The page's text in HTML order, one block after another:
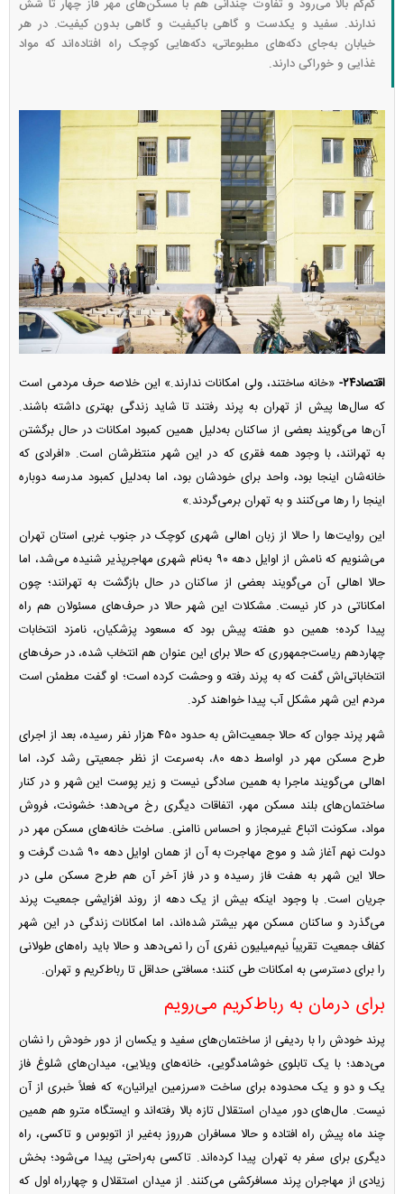
کم‏‌کم بالا می‌‏رود و تفاوت چندانی هم با مسکن‏‌های مهر فاز چهار تا شش
ندارند. سفید و یک‏دست و گاهی باکیفیت و گاهی بدون کیفیت. در هر
خیابان به‏‌جای دکه‌‏های مطبوعاتی، دکه‌‏هایی کوچک راه افتاده‌‏اند که مواد
غذایی و خوراکی دارند.
اقتصاد۲۴-
«خانه ساختند، ولی امکانات ندارند.» این خلاصه حرف مردمی است
که سال‌ها پیش از تهران به پرند رفتند تا شاید زندگی بهتری داشته باشند.
آن‌ها می‌گویند بعضی از ساکنان به‌دلیل همین کمبود امکانات در حال برگشتن
به تهرانند، با وجود همه فقری که در این شهر منتظرشان است. «افرادی که
خانه‌شان اینجا بود، واحد برای خودشان بود، اما به‌دلیل کمبود مدرسه دوباره
اینجا را رها می‌کنند و به تهران برمی‌گردند.»
این روایت‌ها را حالا از زبان اهالی شهری کوچک در جنوب غربی استان تهران
می‌شنویم که نامش از اوایل دهه ۹۰ به‌نام شهری مهاجرپذیر شنیده می‌شد، اما
حالا اهالی آن می‌گویند بعضی از ساکنان در حال بازگشت به تهرانند؛ چون
امکاناتی در کار نیست. مشکلات این شهر حالا در حرف‌های مسئولان هم راه
پیدا کرده؛ همین دو هفته پیش بود که مسعود پزشکیان، نامزد انتخابات
چهاردهم ریاست‌جمهوری که حالا برای این عنوان هم انتخاب شده، در حرف‌های
انتخاباتی‌اش گفت که به پرند رفته و وحشت کرده است؛ او گفت مطمئن است
مردم این شهر مشکل آب پیدا خواهند کرد.
شهر پرند جوان که حالا جمعیت‌اش به حدود ۴۵۰ هزار نفر رسیده، بعد از اجرای
طرح مسکن مهر در اواسط دهه ۸۰، به‌سرعت از نظر جمعیتی رشد کرد، اما
اهالی می‌گویند ماجرا به همین سادگی نیست و زیر پوست این شهر و در کنار
ساختمان‌های بلند مسکن مهر، اتفاقات دیگری رخ می‌دهد؛ خشونت، فروش
مواد، سکونت اتباع غیرمجاز و احساس ناامنی. ساخت خانه‌های مسکن مهر در
دولت نهم آغاز شد و موج مهاجرت به آن از همان اوایل دهه ۹۰ شدت گرفت و
حالا این شهر به هفت فاز رسیده و در فاز آخر آن هم طرح مسکن ملی در
جریان است. با وجود اینکه بیش از یک دهه از روند افزایشی جمعیت پرند
می‌گذرد و ساکنان مسکن مهر بیشتر شده‌اند، اما امکانات زندگی در این شهر
کفاف جمعیت تقریباً نیم‌میلیون نفری آن را نمی‌دهد و حالا باید راه‌های طولانی
را برای دسترسی به امکانات طی کنند؛ مسافتی حداقل تا رباط‌کریم و تهران.
برای درمان به رباط‌کریم می‌رویم
پرند خودش را با ردیفی از ساختمان‌های سفید و یکسان از دور خودش را نشان
می‌دهد؛ با یک تابلوی خوشامد‌گویی، خانه‌های ویلایی، میدان‌های شلوغ فاز
یک و دو و یک محدوده برای ساخت «سرزمین ایرانیان» که فعلاً خبری از آن
نیست. مال‌های دور میدان استقلال تازه بالا رفته‌اند و ایستگاه مترو هم همین
چند ماه پیش راه افتاده و حالا مسافران هرروز به‌غیر از اتوبوس و تاکسی، راه
دیگری برای سفر به تهران پیدا کرده‌اند. تاکسی به‌راحتی پیدا می‌شود؛ بخش
زیادی از مهاجران پرند مسافرکشی می‌کنند. از میدان استقلال و چهارراه اول که